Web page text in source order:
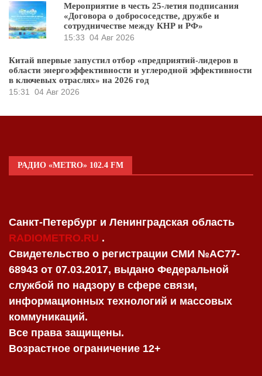
Мероприятие в честь 25-летия подписания
«Договора о добрососедстве, дружбе и
сотрудничестве между КНР и РФ»
15:33 04 Авг 2026
Китай впервые запустил отбор «предприятий-лидеров в
области энергоэффективности и углеродной эффективности
в ключевых отраслях» на 2026 год
15:31
04 Авг 2026
РАДИО «METRO» 102.4 FM
Санкт-Петербург и Ленинградская область
RADIOMETRO.RU .
Свидетельство о регистрации СМИ №AC77-
68943 от 07.03.2017, выдано Федеральной
службой по надзору в сфере связи,
информационных технологий и массовых
коммуникаций.
Все права защищены.
Возрастное ограничение 12+